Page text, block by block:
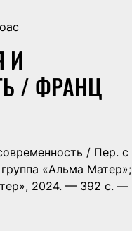
И
/ ФРАНЦ
/ Пер. с
«Альма Матер»;
2024. — 392 с. —